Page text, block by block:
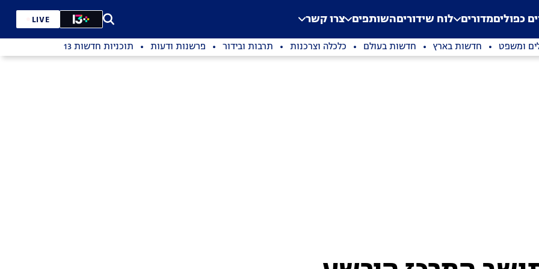
Application error: a
. כפוליםמדורים לוח שידוריםהשותפים צרו קשר LIVE
ומשפט חדשות בארץ חדשות בעולם כלכלה וצרכנות תרבות ובידור פרשנות ודעות תוכניות חדשות 13